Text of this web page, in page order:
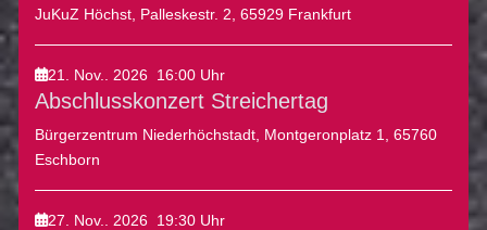
JuKuZ Höchst, Palleskestr. 2, 65929 Frankfurt
21. Nov.. 2026 16:00 Uhr
Abschlusskonzert Streichertag
Bürgerzentrum Niederhöchstadt, Montgeronplatz 1, 65760
Eschborn
27. Nov.. 2026 19:30 Uhr